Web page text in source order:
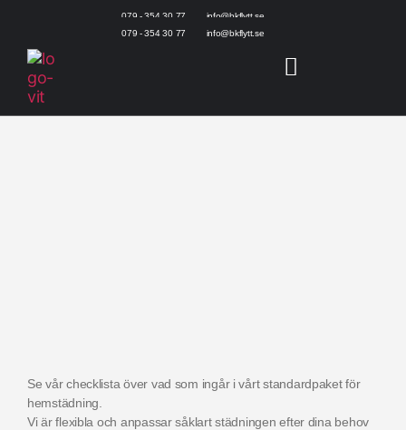
079 - 354 30 77
info@bkflytt.se
079 - 354 30 77
info@bkflytt.se
Se vår checklista över vad som ingår i vårt standardpaket för
hemstädning.
Vi är flexibla och anpassar såklart städningen efter dina behov